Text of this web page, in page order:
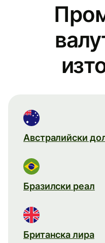
Австралийски
Бразилски реал
Британска лира